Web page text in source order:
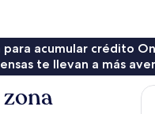
para acumular crédito
te llevan a más